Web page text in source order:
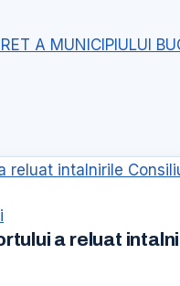
A MUNICIPIULUI
a reluat